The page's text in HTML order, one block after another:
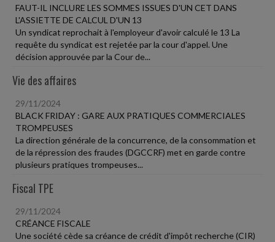
FAUT-IL INCLURE LES SOMMES ISSUES D'UN CET DANS
L'ASSIETTE DE CALCUL D'UN 13
Un syndicat reprochait à l'employeur d'avoir calculé le 13 La
requête du syndicat est rejetée par la cour d'appel. Une
décision approuvée par la Cour de...
Vie des affaires
29/11/2024
BLACK FRIDAY : GARE AUX PRATIQUES COMMERCIALES
TROMPEUSES
La direction générale de la concurrence, de la consommation et
de la répression des fraudes (DGCCRF) met en garde contre
plusieurs pratiques trompeuses...
Fiscal TPE
29/11/2024
CRÉANCE FISCALE
Une société cède sa créance de crédit d'impôt recherche (CIR)